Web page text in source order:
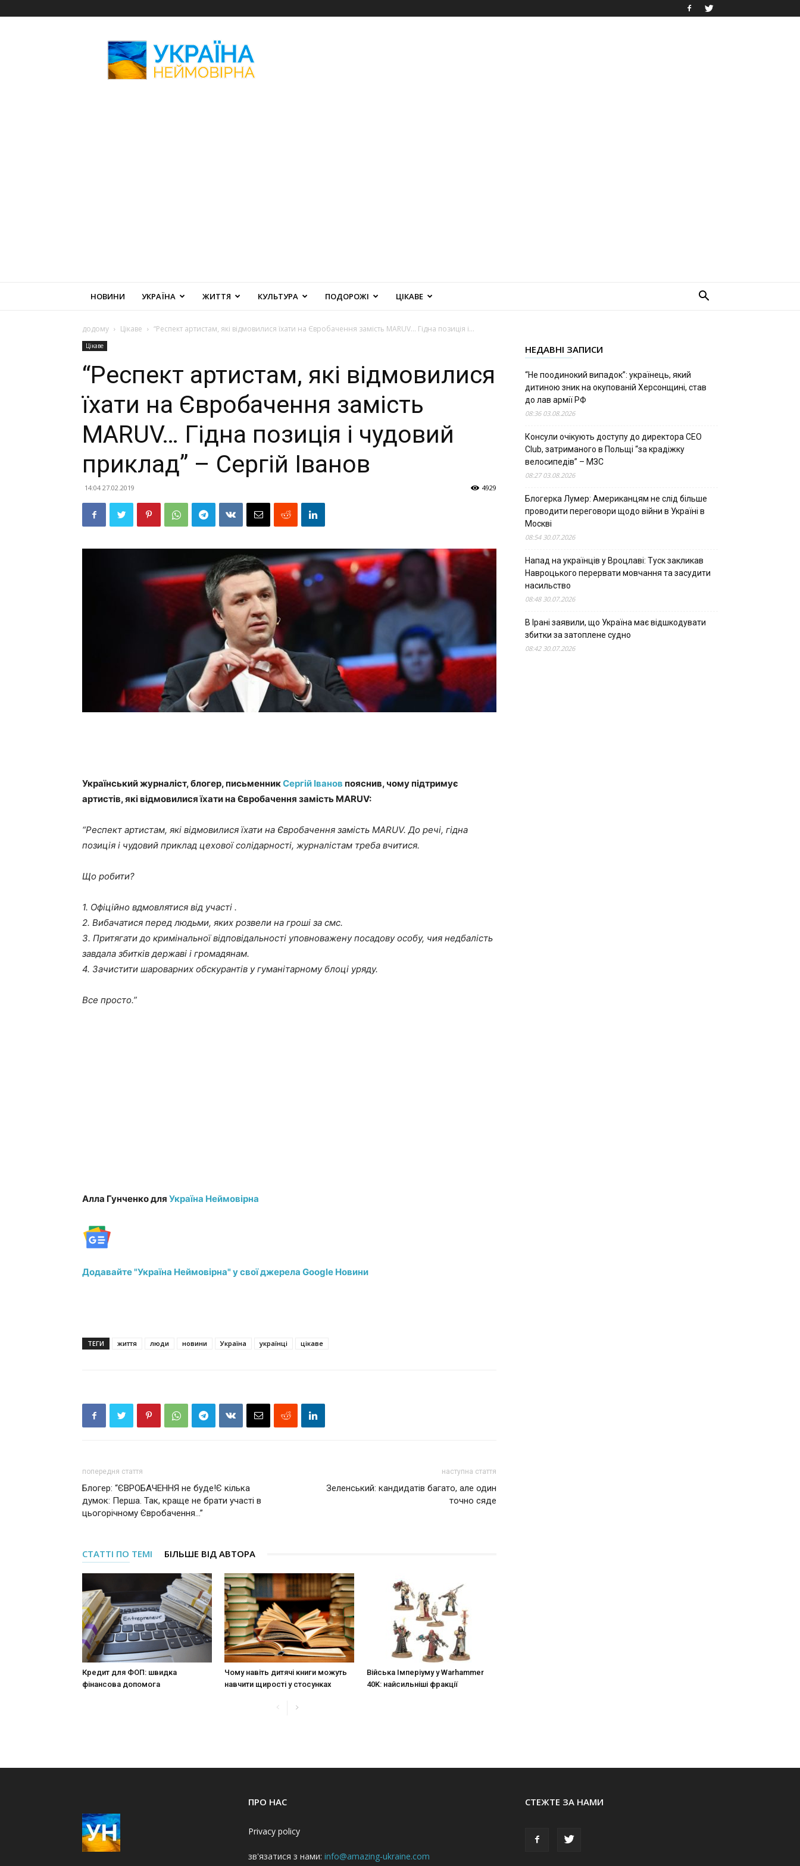
Неймовірна
НОВИНИ УКРАЇНА ЖИТТЯ КУЛЬТУРА ПОДОРОЖІ ЦІКАВЕ
додому Цікаве “Респект артистам, які відмовилися їхати на Євробачення замість MARUV… Гідна позиція і...
Цікаве
“Респект артистам, які відмовилися
їхати на Євробачення замість
MARUV… Гідна позиція і чудовий
приклад” – Сергій Іванов
14:04 27.02.2019 4929
Український журналіст, блогер, письменникСергій Іванов пояснив, чому підтримує
артистів, які відмовилися їхати на Євробачення замість MARUV:
“Респект артистам, які відмовилися їхати на Євробачення замість MARUV. До речі, гідна
позиція і чудовий приклад цехової солідарності, журналістам треба вчитися.
Що робити?
1. Офіційно вдмовлятися від участі .
2. Вибачатися перед людьми, яких розвели на гроші за смс.
3. Притягати до кримінальної відповідальності уповноважену посадову особу, чия недбалість
завдала збитків державі і громадянам.
4. Зачистити шароварних обскурантів у гуманітарному блоці уряду.
Все просто.”
Алла Гунченко для Україна Неймовірна
Додавайте "Україна Неймовірна" у свої джерела Google Новини
ТЕГИ життя люди новини Україна українці цікаве
попередня стаття
Блогер: “ЄВРОБАЧЕННЯ не буде!Є кілька
думок: Перша. Так, краще не брати участі в
цьогорічному Євробачення…”
наступна стаття
Зеленський: кандидатів багато, але один
точно сяде
СТАТТІ ПО ТЕМІ БІЛЬШЕ ВІД АВТОРА
Кредит для ФОП: швидка
фінансова допомога
Чому навіть дитячі книги можуть
навчити щирості у стосунках
Війська Імперіуму у Warhammer
40K: найсильніші фракції
НЕДАВНІ ЗАПИСИ
“Не поодинокий випадок”: українець, який
дитиною зник на окупованій Херсонщині, став
до лав армії РФ
08:36 03.08.2026
Консули очікують доступу до директора CEO
Club, затриманого в Польщі “за крадіжку
велосипедів” – МЗС
08:27 03.08.2026
Блогерка Лумер: Американцям не слід більше
проводити переговори щодо війни в Україні в
Москві
08:54 30.07.2026
Напад на українців у Вроцлаві: Туск закликав
Навроцького перервати мовчання та засудити
насильство
08:48 30.07.2026
В Ірані заявили, що Україна має відшкодувати
збитки за затоплене судно
08:42 30.07.2026
ПРО НАС
Privacy policy
зв'язатися з нами: info@amazing-ukraine.com
СТЕЖТЕ ЗА НАМИ